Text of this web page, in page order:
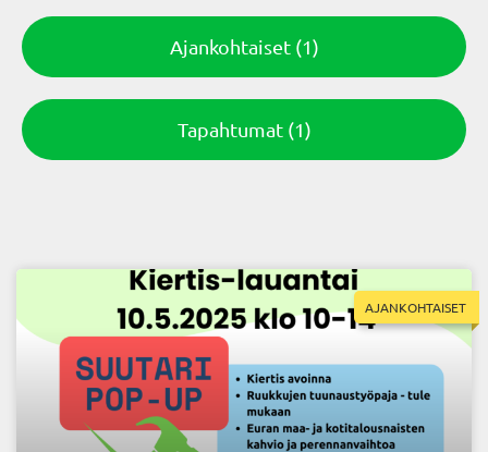
Ajankohtaiset (1)
Tapahtumat (1)
AJANKOHTAISET